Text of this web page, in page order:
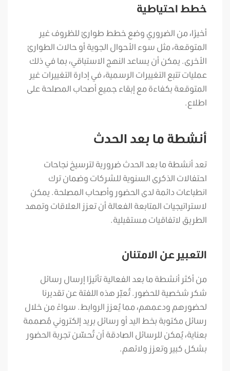
خطط احتياطية
أخيرًا، من الضروري وضع خطط طوارئ للظروف غير
المتوقعة، مثل سوء الأحوال الجوية أو حالات الطوارئ
الأخرى. يمكن أن يساعد النهج الاستباقي، بما في ذلك
عمليات تتبع التغييرات الرسمية، في إدارة التغييرات غير
المتوقعة بكفاءة مع إبقاء جميع أصحاب المصلحة على
اطلاع.
أنشطة ما بعد الحدث
تعد أنشطة ما بعد الحدث ضرورية لترسيخ نجاحات
احتفالات الذكرى السنوية للشركات وضمان ترك
انطباعات دائمة لدى الحضور وأصحاب المصلحة. يمكن
لاستراتيجيات المتابعة الفعالة أن تعزز العلاقات وتمهد
الطريق لاتفاقيات مستقبلية.
التعبير عن الامتنان
من أكثر أنشطة ما بعد الفعالية تأثيرًا إرسال رسائل
شكر شخصية للحضور. تُعبّر هذه اللفتة عن تقديرنا
لحضورهم ودعمهم، مما يُعزز الروابط. سواءً من خلال
رسائل مكتوبة بخط اليد أو رسائل بريد إلكتروني مُصممة
بعناية، يُمكن للرسائل الصادقة أن تُحسّن تجربة الحضور
بشكل كبير وتعزز ولائهم.